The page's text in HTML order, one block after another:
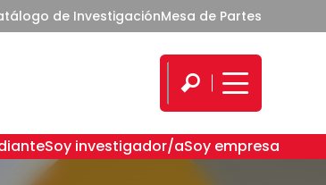
de InvestigaciónMesa de Partes
Soy investigador/aSoy empresa